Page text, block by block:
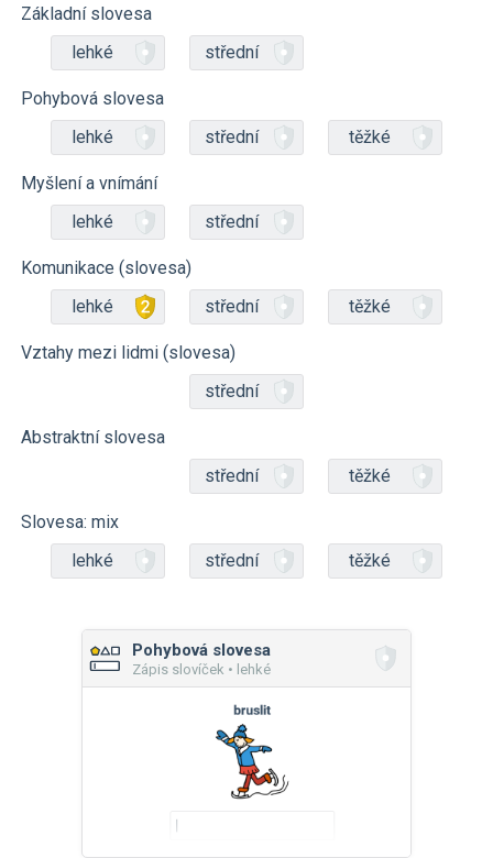
Základní slovesa
lehké
střední
Pohybová slovesa
lehké
střední těžké
Myšlení a vnímání
lehké
střední
Komunikace (slovesa)
lehké
střední těžké
Vztahy mezi lidmi (slovesa)
střední
Abstraktní slovesa
střední
těžké
Slovesa: mix
lehké
střední těžké
Pohybová slovesa
Zápis slovíček • lehké